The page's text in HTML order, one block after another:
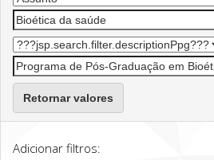
Retornar valores
Adicionar filtros: